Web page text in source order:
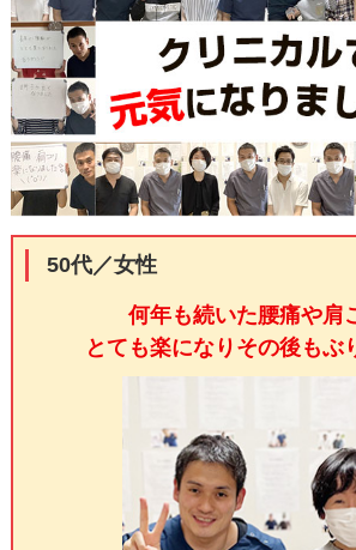
50代／女性
何年も続いた腰痛や肩
とても楽になりその後もぶ